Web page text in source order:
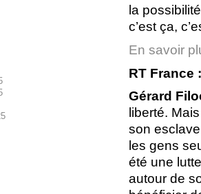
la
c’est ça,
En savoir
RT France
Gérard
liberté.
son
les gens
été une
autour de